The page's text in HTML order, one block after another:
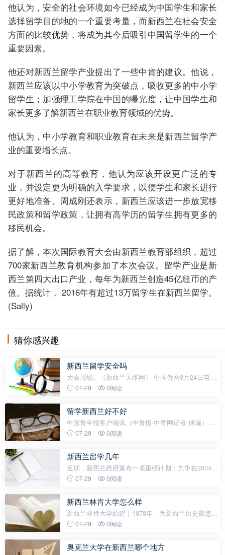
他认为，安全的社会环境如今已经成为中国学生和家长
选择留学目的地的一个重要考量，而新西兰在社会安全
方面的比较优势，将成为其今后吸引中国留学生的一个
重要因素。
他还对新西兰留学产业提出了一些中肯的建议。他说，
新西兰应该以中小学教育为突破点，吸收更多的中小学
留学生；加强理工学院在中国的曝光度，让中国学生和
家长更多了解新西兰在职业教育领域的优势。
他认为，中小学教育和职业教育在未来是新西兰留学产
业的重要增长点。
对于新西兰的高等教育，他认为应该开设更广泛的专
业，并设定更为明确的入学要求，以便学生和家长进行
更好地准备。周成刚还表示，新西兰应该进一步放宽移
民政策和留学政策，让拥有高学历的留学生拥有更多的
移民机会。
据了解，本次国际教育大会由新西兰教育部组织，超过
700家新西兰教育机构参加了本次会议。留学产业是新
西兰第四大出口产业，每年为新西兰创造45亿纽币的产
值。据统计， 2016年有超过13万留学生在新西兰留学。
(Sally)
猜你感兴趣
新西兰留学安全吗
大会现场。（新西兰天维网） 中国侨网8月24日电 据
新西兰天维网报道，宜居环境、移民政策和社会安全
教育业者日前在新西兰国际教育
07-29 0阅读
留学新西兰好不好
中国青年报客户端讯（中青报·中青网记者 傅瑞）近
日，新西兰总理拉克森对中国进行正式访问。据《新
旅游业复苏。在拉克森访华之际，6
07-29 0阅读
新西兰留学几年
近期，新西兰政府宣布一项重磅计划：力争在2034年
前将国际教育产业规模翻倍至72亿纽币（约人民币
这一举措无疑释放出一个积极信号——
07-29 0阅读
新西兰林肯大学怎么样
新西兰林肯大学始建于1878年，为新西兰历史最悠久
的学府之一。大学现屹立于新西兰八所公立大学之
农、林业的研究上有较高的声誉
07-29 0阅读
奥克兰大学在新西兰哪个地方